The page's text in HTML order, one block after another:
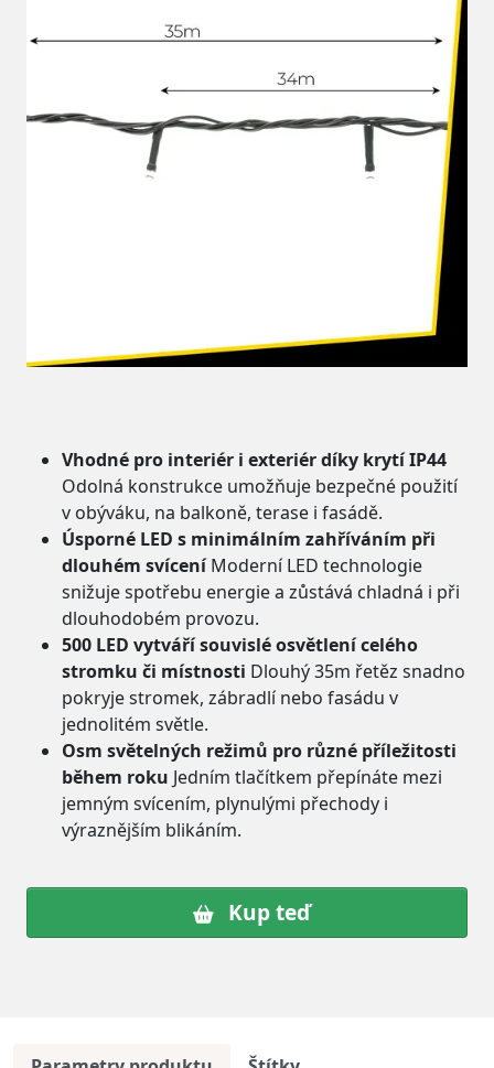
Vhodné pro interiér i exteriér díky krytí IP44
Odolná konstrukce umožňuje bezpečné použití
v obýváku, na balkoně, terase i fasádě.
Úsporné LED s minimálním zahříváním při
dlouhém svíceníModerní LED technologie
snižuje spotřebu energie a zůstává chladná i při
dlouhodobém provozu.
500 LED vytváří souvislé osvětlení celého
stromku či místnosti Dlouhý 35m řetěz snadno
pokryje stromek, zábradlí nebo fasádu v
jednolitém světle.
Osm světelných režimů pro různé příležitosti
během roku Jedním tlačítkem přepínáte mezi
jemným svícením, plynulými přechody i
výraznějším blikáním.
Kup teď